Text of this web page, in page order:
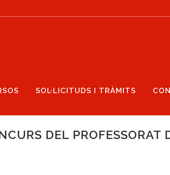
SOL·LICITUDS I TRÀMITS
DEL PROFESSORAT